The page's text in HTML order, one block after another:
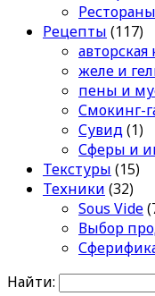
Рестораны
Рецепты (117)
авторская
желе и
пены и
Смокинг-
Сувид(1)
Сферы и
Текстуры (15)
Техники (32)
Sous Vide
Выбор
Найти: